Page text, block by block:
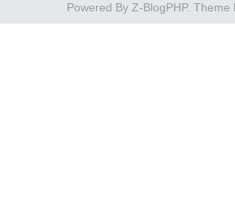
要立刻得到，智能
Powered By Z-BlogPHP. Theme